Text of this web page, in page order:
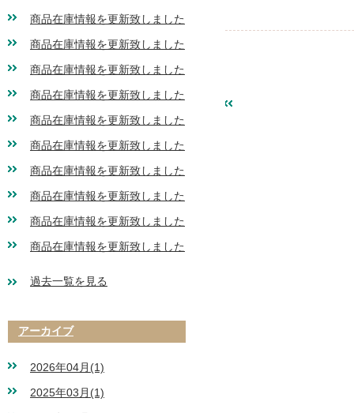
商品在庫情報を更新致しました
商品在庫情報を更新致しました
商品在庫情報を更新致しました
商品在庫情報を更新致しました
商品在庫情報を更新致しました
商品在庫情報を更新致しました
商品在庫情報を更新致しました
商品在庫情報を更新致しました
商品在庫情報を更新致しました
商品在庫情報を更新致しました
過去一覧を見る
アーカイブ
2026年04月(1)
2025年03月(1)